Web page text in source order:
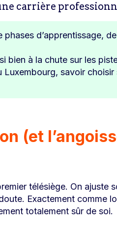
carrière
d’apprentissage,
bien à la chute sur les
savoir choisir
(et
télésiège. On ajuste
Exactement comme
totalement sûr de soi.